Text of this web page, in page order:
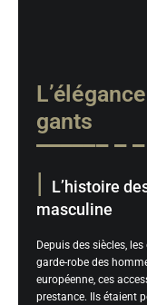
gants
L’histoire
masculine
Depuis des siècles,
garde-robe des
européenne, ces
prestance. Ils étaient